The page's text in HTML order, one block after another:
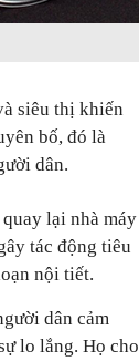
siêu thị khiến
bố, đó là
dân.
lại nhà máy
tác động tiêu
nội tiết.
dân cảm
lo lắng. Họ cho